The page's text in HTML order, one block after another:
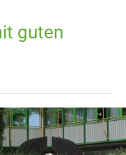
guten